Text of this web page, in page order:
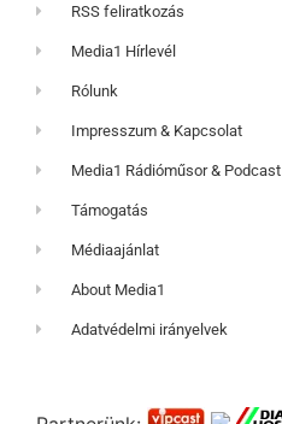
RSS feliratkozás
Media1 Hírlevél
Rólunk
Impresszum & Kapcsolat
Media1 Rádióműsor & Podcast
Támogatás
Médiaajánlat
About Media1
Adatvédelmi irányelvek